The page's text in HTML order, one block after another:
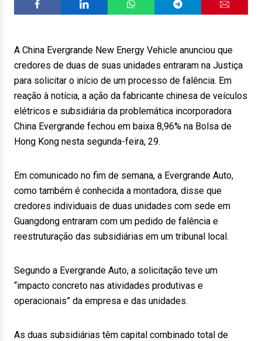
A China Evergrande New Energy Vehicle anunciou que
credores de duas de suas unidades entraram na Justiça
para solicitar o início de um processo de falência. Em
reação à notícia, a ação da fabricante chinesa de veículos
elétricos e subsidiária da problemática incorporadora
China Evergrande fechou em baixa 8,96% na Bolsa de
Hong Kong nesta segunda-feira, 29.
Em comunicado no fim de semana, a Evergrande Auto,
como também é conhecida a montadora, disse que
credores individuais de duas unidades com sede em
Guangdong entraram com um pedido de falência e
reestruturação das subsidiárias em um tribunal local.
Segundo a Evergrande Auto, a solicitação teve um
“impacto concreto nas atividades produtivas e
operacionais” da empresa e das unidades.
As duas subsidiárias têm capital combinado total de